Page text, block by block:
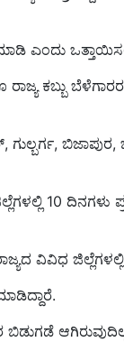
ಎಂದು
ಕಬ್ಬು
ಗುಲ್ಬರ್ಗ,
10 ದಿನಗಳು
ವಿವಿಧ
ಬಿಡುಗಡೆ